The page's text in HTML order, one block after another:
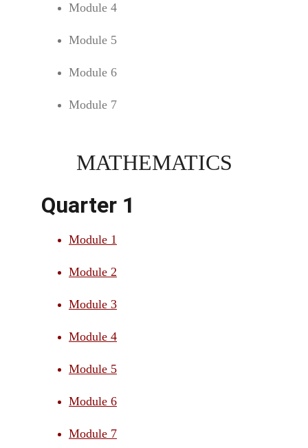
Module 4
Module 5
Module 6
Module 7
MATHEMATICS
Quarter 1
Module 1
Module 2
Module 3
Module 4
Module 5
Module 6
Module 7